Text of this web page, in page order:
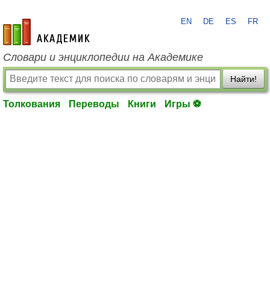
academic.ru
EN DE ES FR
Словари и энциклопедии на Академике
Найти!
Толкования Переводы Книги Игры ⚽